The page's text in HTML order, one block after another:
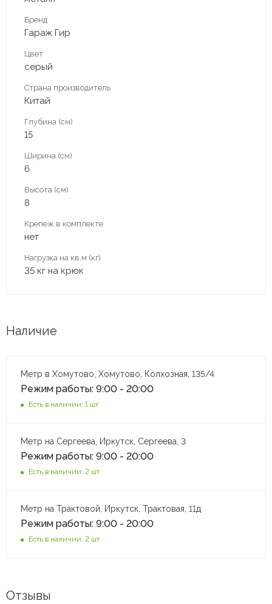
Бренд
Гараж Гир
Цвет
серый
Страна производитель
Китай
Глубина (см)
15
Ширина (см)
6
Высота (см)
8
Крепеж в комплекте
нет
Нагрузка на кв.м (кг)
35 кг на крюк
Наличие
Метр в Хомутово, Хомутово, Колхозная, 135/4
Режим работы: 9:00 - 20:00
Есть в наличии: 1 шт
Метр на Сергеева, Иркутск, Сергеева, 3
Режим работы: 9:00 - 20:00
Есть в наличии: 2 шт
Метр на Трактовой, Иркутск, Трактовая, 11д
Режим работы: 9:00 - 20:00
Есть в наличии: 2 шт
Отзывы